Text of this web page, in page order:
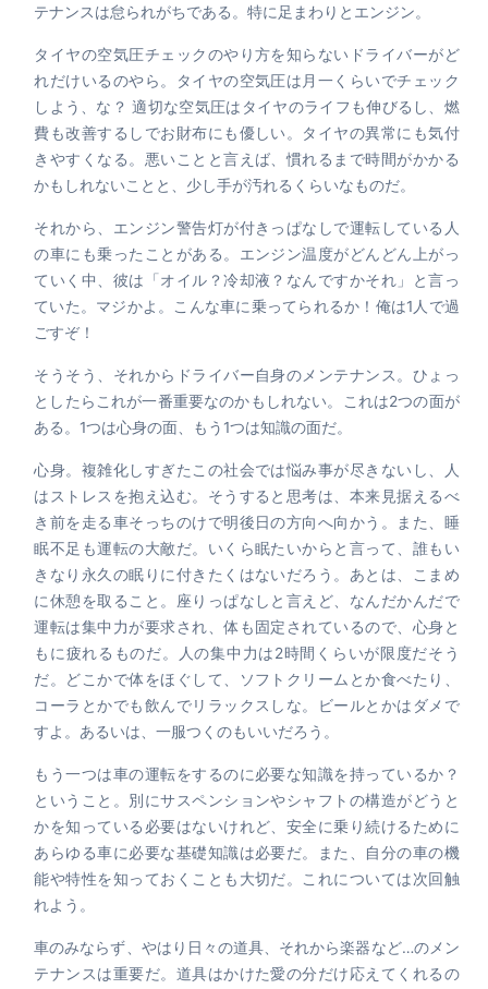
テナンスは怠られがちである。特に足まわりとエンジン。
タイヤの空気圧チェックのやり方を知らないドライバーがど
れだけいるのやら。タイヤの空気圧は月一くらいでチェック
しよう、な？ 適切な空気圧はタイヤのライフも伸びるし、燃
費も改善するしでお財布にも優しい。タイヤの異常にも気付
きやすくなる。悪いことと言えば、慣れるまで時間がかかる
かもしれないことと、少し手が汚れるくらいなものだ。
それから、エンジン警告灯が付きっぱなしで運転している人
の車にも乗ったことがある。エンジン温度がどんどん上がっ
ていく中、彼は「オイル？冷却液？なんですかそれ」と言っ
ていた。マジかよ。こんな車に乗ってられるか！俺は1人で過
ごすぞ！
そうそう、それからドライバー自身のメンテナンス。ひょっ
としたらこれが一番重要なのかもしれない。これは2つの面が
ある。1つは心身の面、もう1つは知識の面だ。
心身。複雑化しすぎたこの社会では悩み事が尽きないし、人
はストレスを抱え込む。そうすると思考は、本来見据えるべ
き前を走る車そっちのけで明後日の方向へ向かう。また、睡
眠不足も運転の大敵だ。いくら眠たいからと言って、誰もい
きなり永久の眠りに付きたくはないだろう。あとは、こまめ
に休憩を取ること。座りっぱなしと言えど、なんだかんだで
運転は集中力が要求され、体も固定されているので、心身と
もに疲れるものだ。人の集中力は2時間くらいが限度だそう
だ。どこかで体をほぐして、ソフトクリームとか食べたり、
コーラとかでも飲んでリラックスしな。ビールとかはダメで
すよ。あるいは、一服つくのもいいだろう。
もう一つは車の運転をするのに必要な知識を持っているか？
ということ。別にサスペンションやシャフトの構造がどうと
かを知っている必要はないけれど、安全に乗り続けるために
あらゆる車に必要な基礎知識は必要だ。また、自分の車の機
能や特性を知っておくことも大切だ。これについては次回触
れよう。
車のみならず、やはり日々の道具、それから楽器など…のメン
テナンスは重要だ。道具はかけた愛の分だけ応えてくれるの